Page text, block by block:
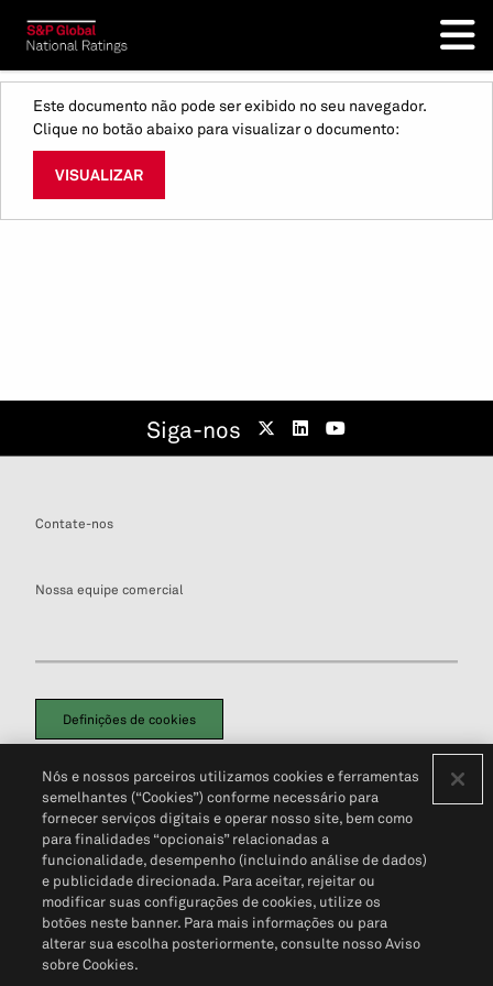
Este documento não pode ser exibido no seu navegador.
Clique no botão abaixo para visualizar o documento:
VISUALIZAR
Siga-nos
Contate-nos
Nossa equipe comercial
Definições de cookies
Política de PrivacidadePortal de privacidade do cliente (em inglês)
Não Venda Minhas Informações Pessoais© 2026 S&P Global
Nós e nossos parceiros utilizamos cookies e ferramentas
semelhantes (“Cookies”) conforme necessário para
fornecer serviços digitais e operar nosso site, bem como
para finalidades “opcionais” relacionadas a
funcionalidade, desempenho (incluindo análise de dados)
e publicidade direcionada. Para aceitar, rejeitar ou
modificar suas configurações de cookies, utilize os
botões neste banner. Para mais informações ou para
alterar sua escolha posteriormente, consulte nosso Aviso
sobre Cookies.